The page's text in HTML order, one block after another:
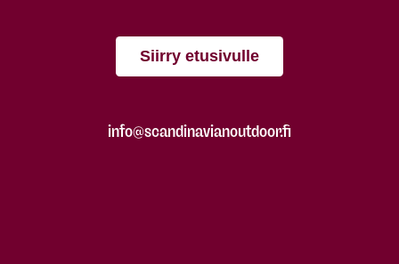
Siirry etusivulle
info@scandinavianoutdoor.fi